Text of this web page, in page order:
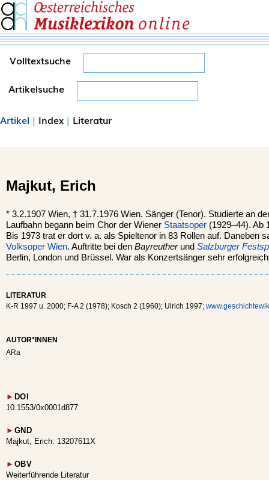
Volltextsuche
Artikelsuche
Artikel | Index | Literatur
Majkut, Erich
* 3.2.1907 Wien, † 31.7.1976 Wien. Sänger (Tenor). Studierte an
Laufbahn begann beim Chor der Wiener Staatsoper (1929–44). Ab
Bis 1973 trat er dort v. a. als Spieltenor in 83 Rollen auf. Daneben
Volksoper Wien. Auftritte bei den Bayreutherund Salzburger
Berlin, London und Brüssel. War als Konzertsänger sehr
LITERATUR
K-R 1997 u. 2000; F-A 2 (1978); Kosch 2 (1960); Ulrich 1997;
AUTOR*INNEN
ARa
► DOI
10.1553/0x0001d877
► GND
Majkut, Erich: 13207611X
► OBV
Weiterführende Literatur